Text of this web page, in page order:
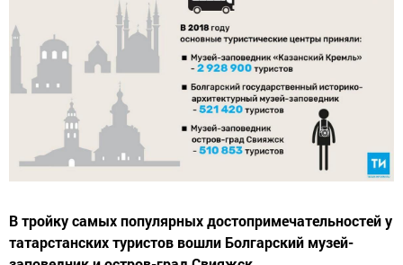
В тройку самых популярных достопримечательностей у
татарстанских туристов вошли Болгарский музей-